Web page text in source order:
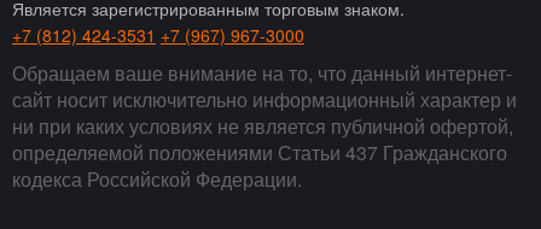
Является зарегистрированным торговым знаком.
+7 (812) 424-3531 +7 (967) 967-3000
Обращаем ваше внимание на то, что данный интернет-
сайт носит исключительно информационный характер и
ни при каких условиях не является публичной офертой,
определяемой положениями Статьи 437 Гражданского
кодекса Российской Федерации.